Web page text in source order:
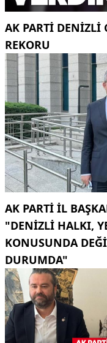
AK PARTI DENIZLI
REKORU
AK PARTI İL
"DENIZLI HALKI,
KONUSUNDA
DURUMDA"